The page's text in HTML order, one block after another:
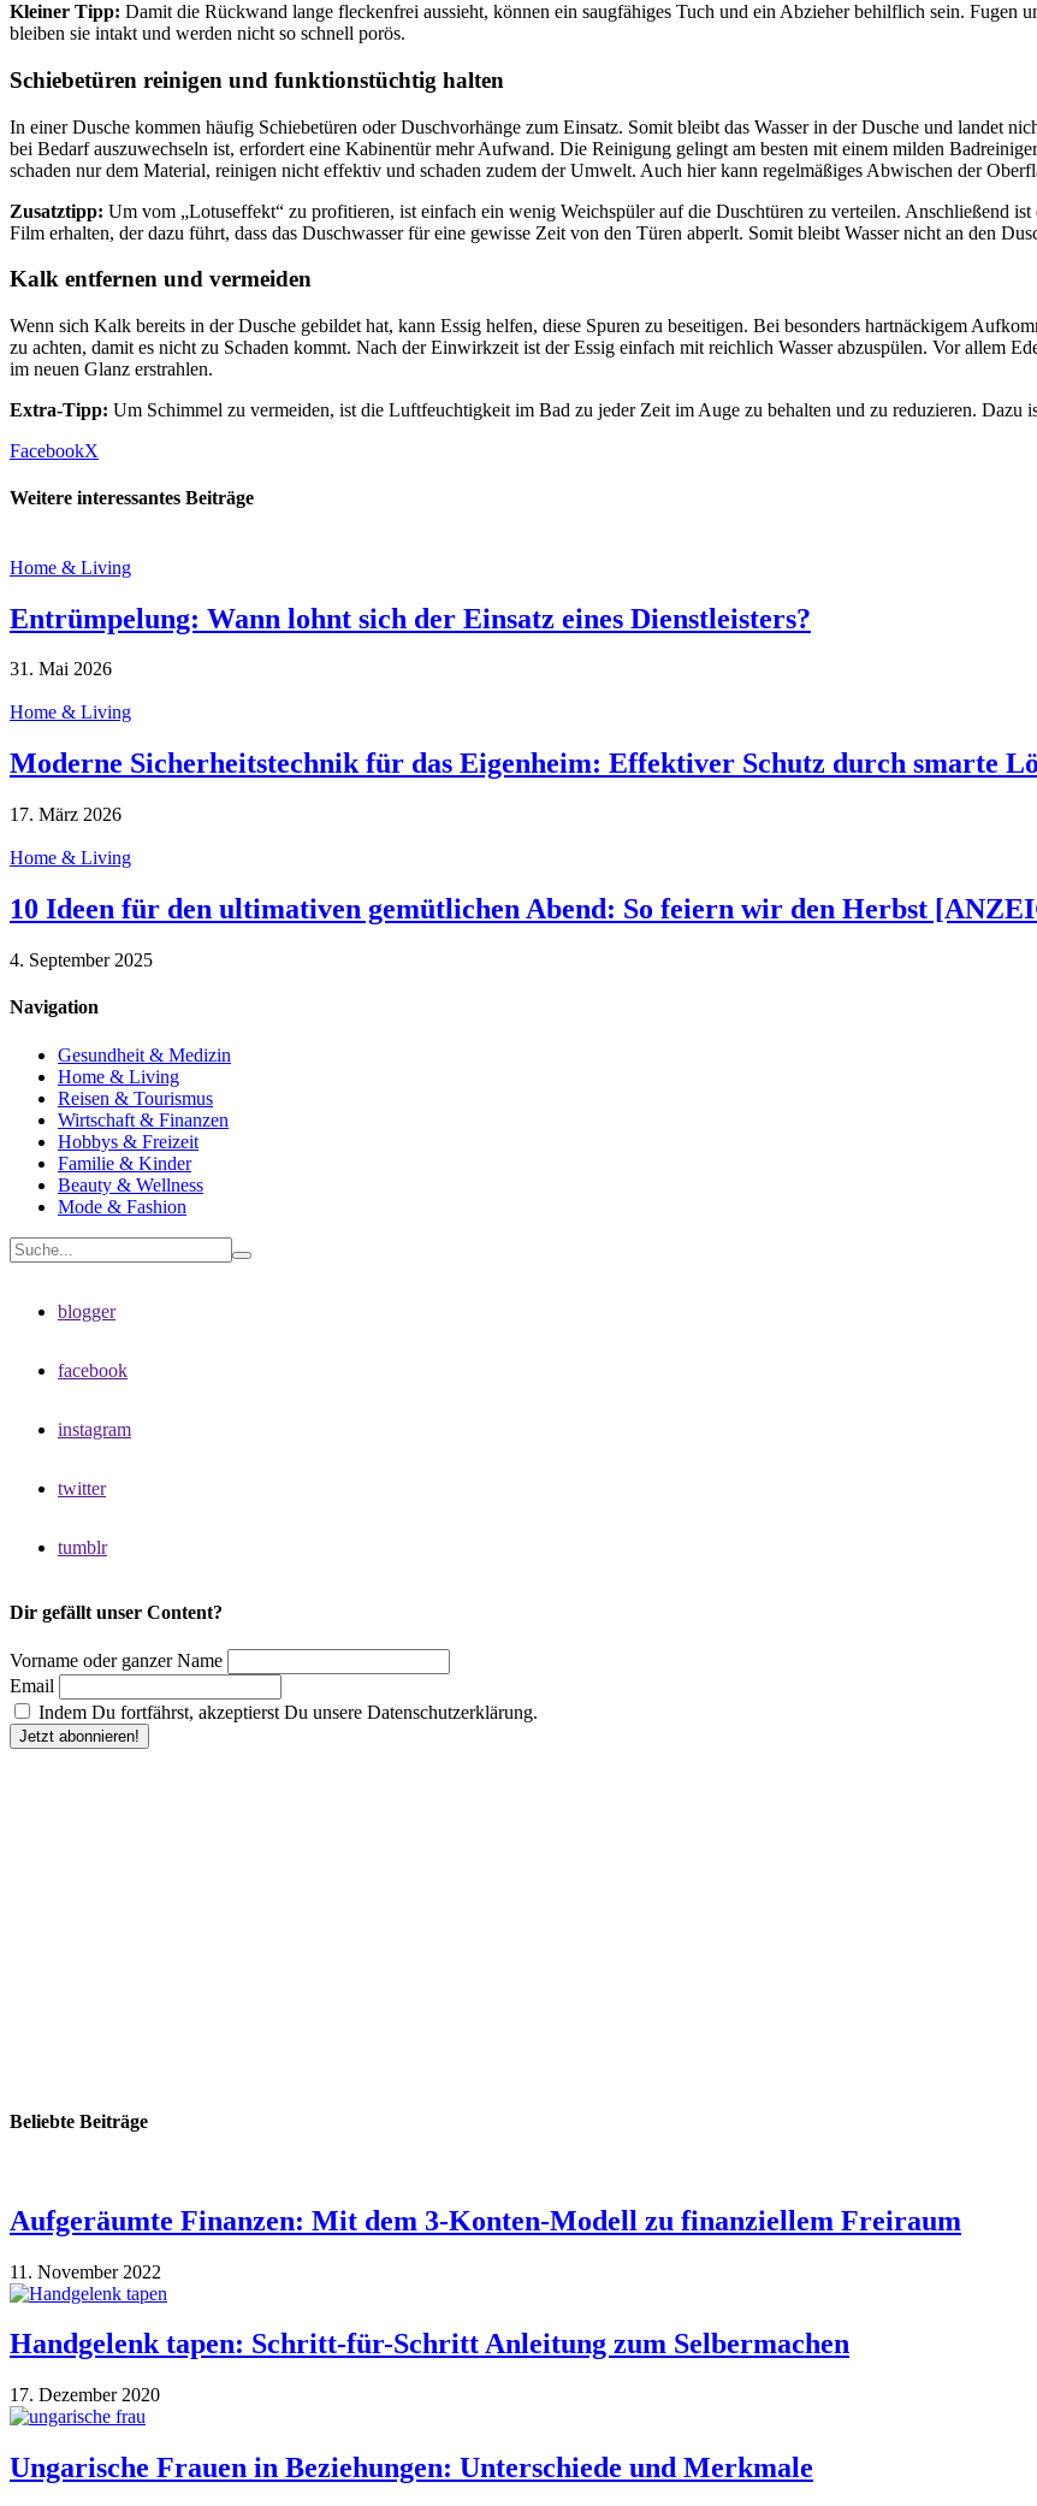
Kleiner Tipp: Damit die Rückwand lange fleckenfrei aussieht, können ein saugfähiges Tuch und ein Abzieher behilflich sein. Fugen
bleiben sie intakt und werden nicht so schnell porös.
Schiebetüren reinigen und funktionstüchtig halten
In einer Dusche kommen häufig Schiebetüren oder Duschvorhänge zum Einsatz. Somit bleibt das Wasser in der Dusche und landet
bei Bedarf auszuwechseln ist, erfordert eine Kabinentür mehr Aufwand. Die Reinigung gelingt am besten mit einem milden
schaden nur dem Material, reinigen nicht effektiv und schaden zudem der Umwelt. Auch hier kann regelmäßiges Abwischen der
Zusatztipp: Um vom „Lotuseffekt“ zu profitieren, ist einfach ein wenig Weichspüler auf die Duschtüren zu verteilen. Anschließend
Film erhalten, der dazu führt, dass das Duschwasser für eine gewisse Zeit von den Türen abperlt. Somit bleibt Wasser nicht an den
Kalk entfernen und vermeiden
Wenn sich Kalk bereits in der Dusche gebildet hat, kann Essig helfen, diese Spuren zu beseitigen. Bei besonders hartnäckigem
zu achten, damit es nicht zu Schaden kommt. Nach der Einwirkzeit ist der Essig einfach mit reichlich Wasser abzuspülen. Vor allem
im neuen Glanz erstrahlen.
Extra-Tipp: Um Schimmel zu vermeiden, ist die Luftfeuchtigkeit im Bad zu jeder Zeit im Auge zu behalten und zu reduzieren. Dazu
FacebookX
Weitere interessantes Beiträge
Home & Living
Entrümpelung: Wann lohnt sich der Einsatz eines Dienstleisters?
31. Mai 2026
Home & Living
Moderne Sicherheitstechnik für das Eigenheim: Effektiver Schutz durch smarte
17. März 2026
Home & Living
10 Ideen für den ultimativen gemütlichen Abend: So feiern wir den Herbst
4. September 2025
Navigation
Gesundheit & Medizin
Home & Living
Reisen & Tourismus
Wirtschaft & Finanzen
Hobbys & Freizeit
Familie & Kinder
Beauty & Wellness
Mode & Fashion
blogger
facebook
instagram
twitter
tumblr
Dir gefällt unser Content?
Vorname oder ganzer Name
Email
Indem Du fortfährst, akzeptierst Du unsere Datenschutzerklärung.
Beliebte Beiträge
Aufgeräumte Finanzen: Mit dem 3-Konten-Modell zu finanziellem Freiraum
11. November 2022
Handgelenk tapen: Schritt-für-Schritt Anleitung zum Selbermachen
17. Dezember 2020
Ungarische Frauen in Beziehungen: Unterschiede und Merkmale